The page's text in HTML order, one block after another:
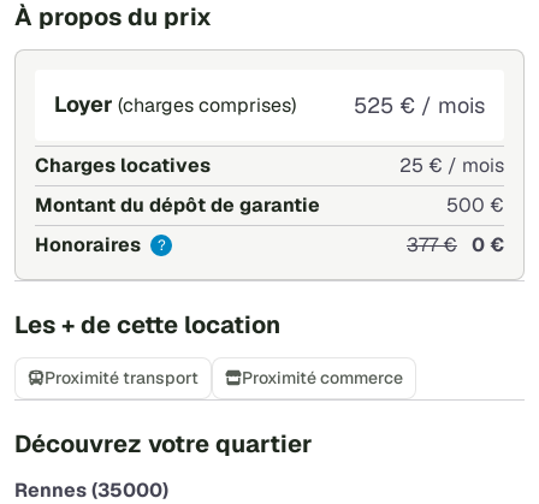
À propos du prix
Loyer (charges comprises) 525 € / mois
Charges locatives
25 € / mois
Montant du dépôt de garantie
500 €
Honoraires
? 377 € 0 €
Les + de cette location
Proximité transport Proximité commerce
Découvrez votre quartier
Rennes (35000)